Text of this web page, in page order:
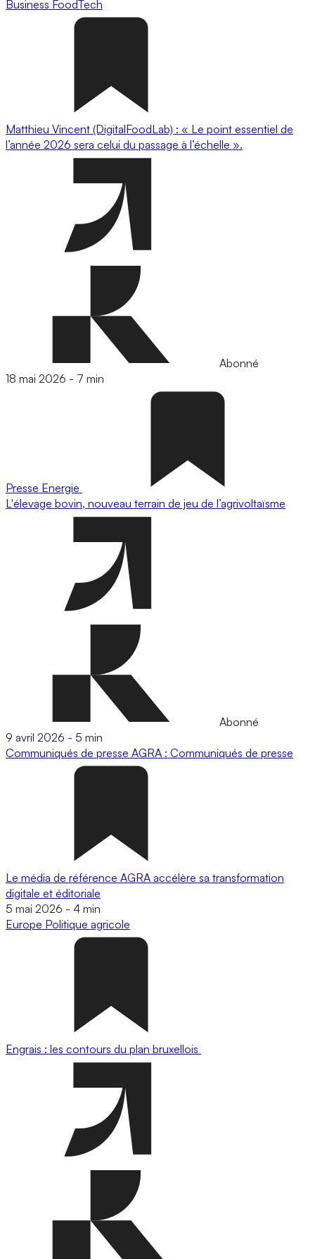
Business FoodTech
Matthieu Vincent (DigitalFoodLab) : « Le point essentiel de
l’année 2026 sera celui du passage à l’échelle ».
Abonné
18 mai 2026 - 7 min
Presse Energie
L'élevage bovin, nouveau terrain de jeu de l’agrivoltaïsme
Abonné
9 avril 2026 - 5 min
Communiqués de presse AGRA : Communiqués de presse
Le média de référence AGRA accélère sa transformation
digitale et éditoriale
5 mai 2026 - 4 min
Europe Politique agricole
Engrais : les contours du plan bruxellois